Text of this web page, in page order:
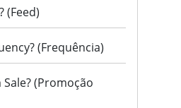
(Feed)
(Frequência)
Sale? (Promoção